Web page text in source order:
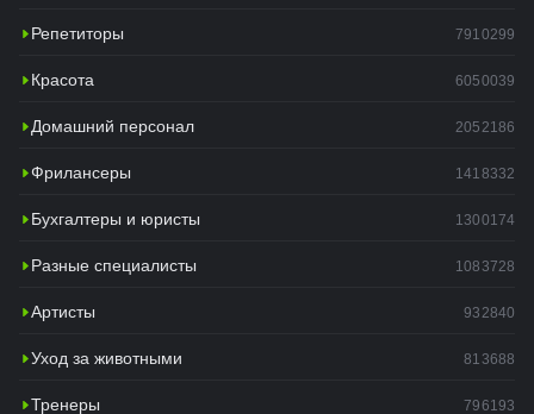
Репетиторы 7910299
Красота 6050039
Домашний персонал 2052186
Фрилансеры 1418332
Бухгалтеры и юристы 1300174
Разные специалисты 1083728
Артисты 932840
Уход за животными 813688
Тренеры 796193